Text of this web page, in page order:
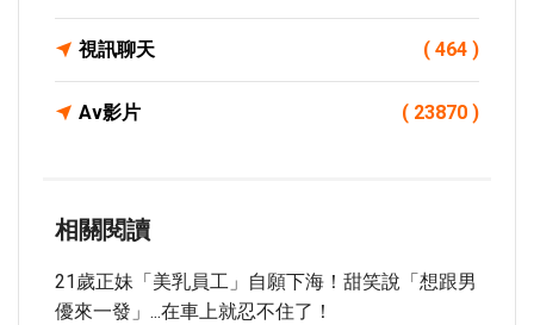
視訊聊天 ( 464 )
Av影片 ( 23870 )
相關閱讀
21歲正妹「美乳員工」自願下海！甜笑說「想跟男
優來一發」...在車上就忍不住了！